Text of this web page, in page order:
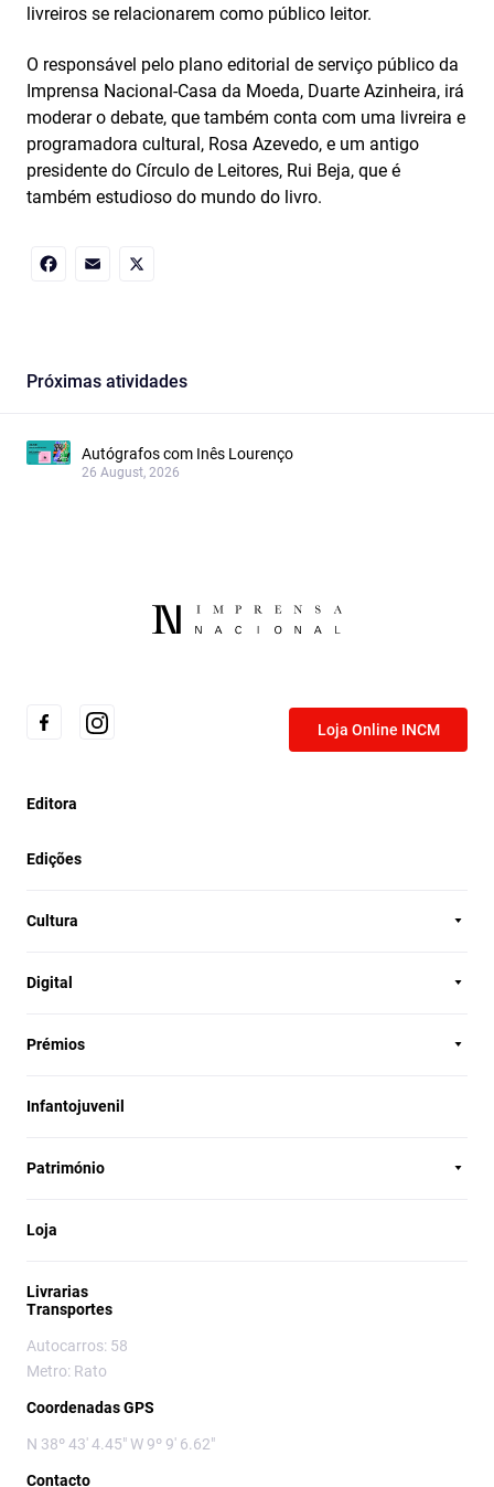
livreiros se relacionarem como público leitor.
O responsável pelo plano editorial de serviço público da
Imprensa Nacional-Casa da Moeda, Duarte Azinheira, irá
moderar o debate, que também conta com uma livreira e
programadora cultural, Rosa Azevedo, e um antigo
presidente do Círculo de Leitores, Rui Beja, que é
também estudioso do mundo do livro.
Próximas atividades
Autógrafos com Inês Lourenço
26 August, 2026
Loja Online INCM
Editora
Edições
Cultura
Digital
Prémios
Infantojuvenil
Património
Loja
Livrarias
Transportes
Autocarros: 58
Metro: Rato
Coordenadas GPS
N 38º 43' 4.45" W 9º 9' 6.62"
Contacto